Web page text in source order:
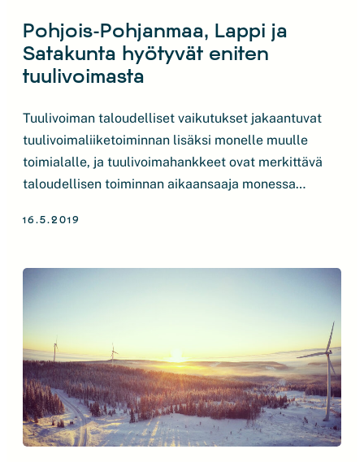
Pohjois-Pohjanmaa, Lappi ja
Satakunta hyötyvät eniten
tuulivoimasta
Tuulivoiman taloudelliset vaikutukset jakaantuvat
tuulivoimaliiketoiminnan lisäksi monelle muulle
toimialalle, ja tuulivoimahankkeet ovat merkittävä
taloudellisen toiminnan aikaansaaja monessa
Suomen suurimmat tuulivoimamaakunnat Pohjois-
suurin osa tuulivoiman tuomista työpaikoista*.
peräti 42 % kaikesta maamme tuulivoimasta.
Luonnollisesti maakunta myös hyötyy […]
16.5.2019